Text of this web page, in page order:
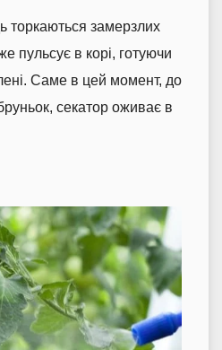
торкаються замерзлих
пульсує в корі, готуючи
Саме в цей момент, до
секатор оживає в